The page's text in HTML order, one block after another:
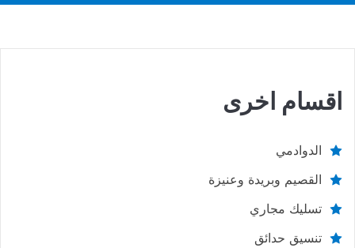
اقسام اخرى
الدوادمي
القصيم وبريدة وعنيزة
تسليك مجاري
تنسيق حدائق